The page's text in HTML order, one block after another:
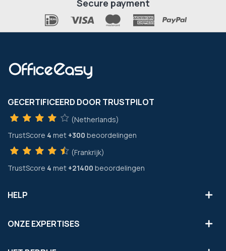
Secure payment
GECERTIFICEERD DOOR TRUSTPILOT
(Netherlands)
TrustScore 4 met +300 beoordelingen
(Frankrijk)
TrustScore 4 met +21400 beoordelingen
HELP
ONZE EXPERTISES